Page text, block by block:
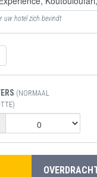
uw hotel zich bevindt
(NORMAAL